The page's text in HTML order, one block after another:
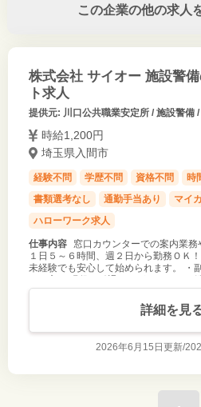
この企業の他の求人
株式会社 サイオー 施設警
ト求人
提供元: 川口公共職業安定所 / 施設警備
時給1,200円
埼玉県入間市
経験不問 学歴不問 資格不問 時
書類選考なし
通勤手当あり
マイ
ハローワーク求人
仕事内容
窓口カウンターでの案内業務
１日５～６時間、週２日から勤務ＯＫ
未経験でも安心して始められます。 ・
方 ・安定して
詳細を見
2026年6月15日更新/